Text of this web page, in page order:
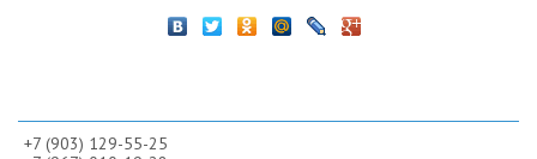
+7 (903) 129-55-25